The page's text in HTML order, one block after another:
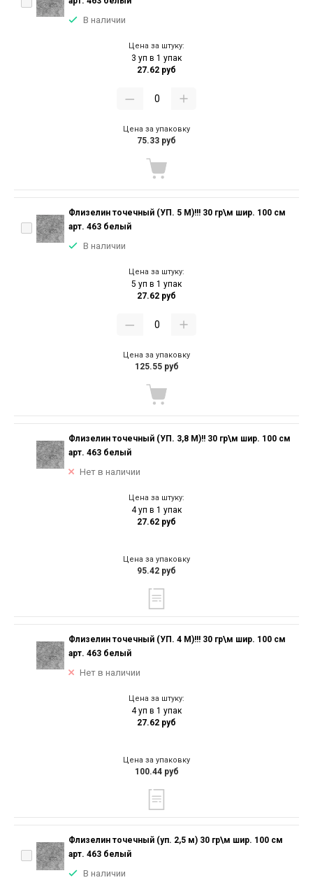
В наличии
Цена за штуку:
3 уп в 1 упак
27.62 руб
Цена за упаковку
75.33 руб
Флизелин точечный (УП. 5 М)!!! 30 гр\м шир. 100 см
арт. 463 белый
В наличии
Цена за штуку:
5 уп в 1 упак
27.62 руб
Цена за упаковку
125.55 руб
Флизелин точечный (УП. 3,8 М)!! 30 гр\м шир. 100 см
арт. 463 белый
Нет в наличии
Цена за штуку:
4 уп в 1 упак
27.62 руб
Цена за упаковку
95.42 руб
Флизелин точечный (УП. 4 М)!!! 30 гр\м шир. 100 см
арт. 463 белый
Нет в наличии
Цена за штуку:
4 уп в 1 упак
27.62 руб
Цена за упаковку
100.44 руб
Флизелин точечный (уп. 2,5 м) 30 гр\м шир. 100 см
арт. 463 белый
В наличии